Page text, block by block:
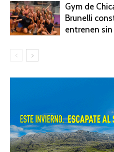
Gym de
Brunelli
entrenen